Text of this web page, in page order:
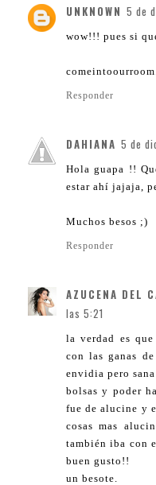
UNKNOWN 5 de
wow!!! pues si
Responder
DAHIANA 5 de
Hola guapa !!
estar ahí jajaja,
Muchos besos ;)
Responder
AZUCENA DEL
las 5:21
la verdad es
con las ganas
envidia pero
bolsas y poder
fue de alucine y
cosas mas
también iba con
buen gusto!!
un besote.